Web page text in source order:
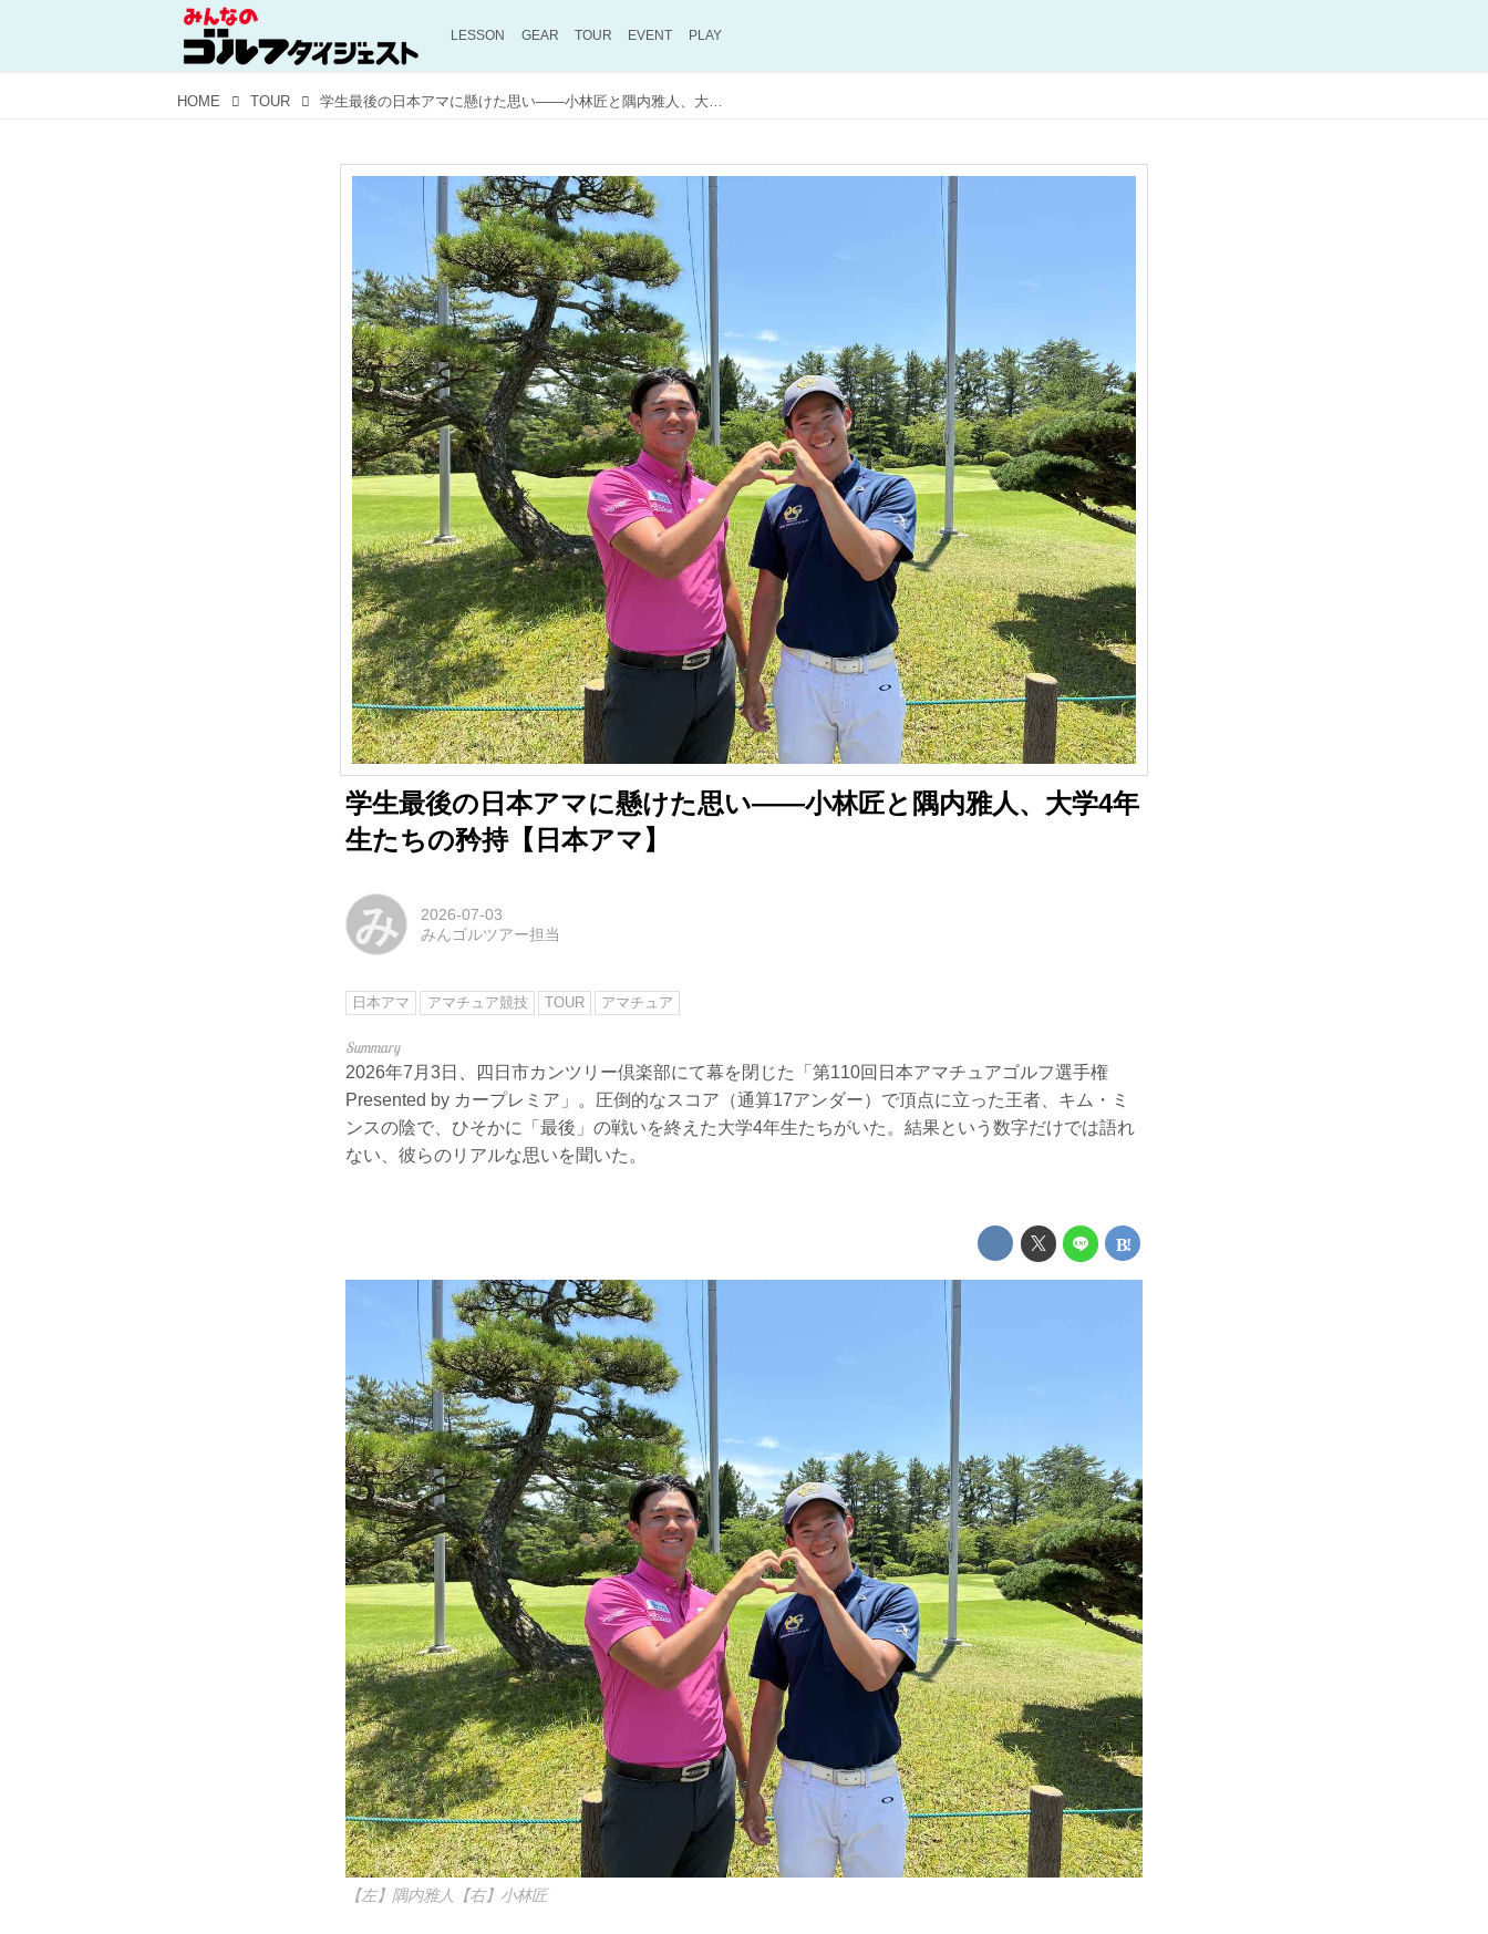
LESSON GEAR TOUR EVENT PLAY
HOME TOUR 学生最後の日本アマに懸けた思い――小林匠と隅内雅人、大学4年生たちの矜持【日本アマ】
学生最後の日本アマに懸けた思い――小林匠と隅内雅人、大学4年
生たちの矜持【日本アマ】
み
2026-07-03
みんゴルツアー担当
日本アマ アマチュア競技 TOUR アマチュア
2026年7月3日、四日市カンツリー倶楽部にて幕を閉じた「第110回日本アマチュアゴルフ選手権
Presented by カープレミア」。圧倒的なスコア（通算17アンダー）で頂点に立った王者、キム・ミ
ンスの陰で、ひそかに「最後」の戦いを終えた大学4年生たちがいた。結果という数字だけでは語れ
ない、彼らのリアルな思いを聞いた。
【左】隅内雅人【右】小林匠